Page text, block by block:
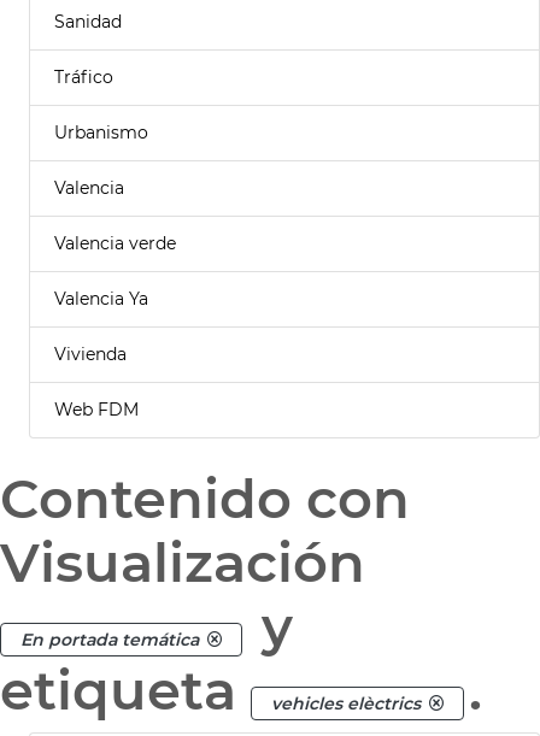
Sanidad
Tráfico
Urbanismo
Valencia
Valencia verde
Valencia Ya
Vivienda
Web FDM
Contenido con
Visualización
En portada temática
y
etiqueta
vehicles elèctrics .